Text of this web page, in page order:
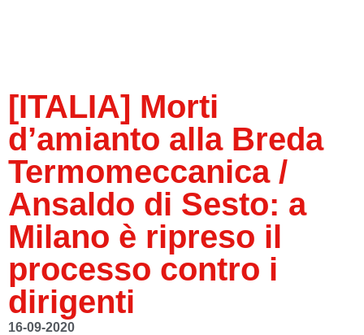
[ITALIA] Morti
d’amianto alla Breda
Termomeccanica /
Ansaldo di Sesto: a
Milano è ripreso il
processo contro i
dirigenti
16-09-2020